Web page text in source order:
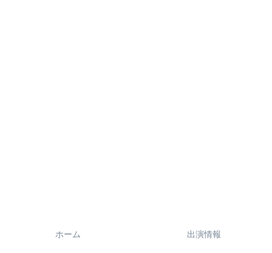
ホーム 出演情報